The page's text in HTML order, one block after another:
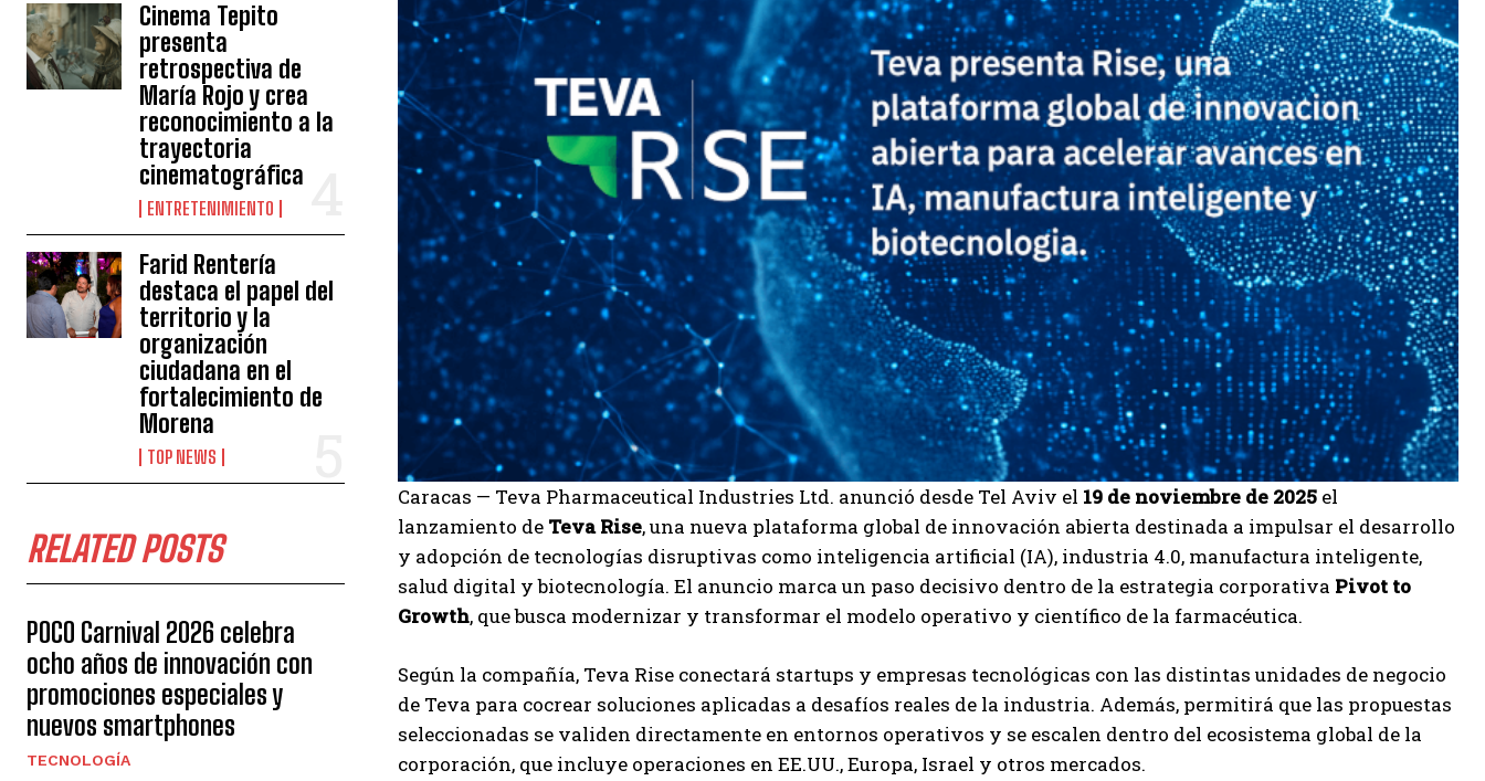
I WANT IN
Carlos Mendoza
Carlos Mendoza es un empresario y estratega de
Cinema Tepito
presenta
retrospectiva de
María Rojo y crea
reconocimiento a la
trayectoria
cinematográfica
ENTRETENIMIENTO
Farid Rentería
destaca el papel del
territorio y la
organización
ciudadana en el
fortalecimiento de
Morena
TOP NEWS
RELATED POSTS
POCO Carnival 2026 celebra
ocho años de innovación con
promociones especiales y
nuevos smartphones
TECNOLOGÍA
Caracas — Teva Pharmaceutical Industries Ltd. anunció desde Tel Aviv el 19 de noviembre de 2025 el
lanzamiento de Teva Rise, una nueva plataforma global de innovación abierta destinada a impulsar el desarrollo
y adopción de tecnologías disruptivas como inteligencia artificial (IA), industria 4.0, manufactura inteligente,
salud digital y biotecnología. El anuncio marca un paso decisivo dentro de la estrategia corporativa Pivot to
Growth, que busca modernizar y transformar el modelo operativo y científico de la farmacéutica.
Según la compañía, Teva Rise conectará startups y empresas tecnológicas con las distintas unidades de negocio
de Teva para cocrear soluciones aplicadas a desafíos reales de la industria. Además, permitirá que las propuestas
seleccionadas se validen directamente en entornos operativos y se escalen dentro del ecosistema global de la
corporación, que incluye operaciones en EE.UU., Europa, Israel y otros mercados.